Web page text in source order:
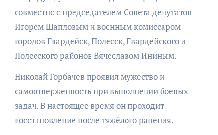
совместно с председателем Совета депутатов
Игорем Шапловым и военным комиссаром
городов Гвардейск, Полесск, Гвардейского и
Полесского районов Вячеславом Ининым.
Николай Горбачев проявил мужество и
самоотверженность при выполнении боевых
задач. В настоящее время он проходит
восстановление после тяжёлого ранения.